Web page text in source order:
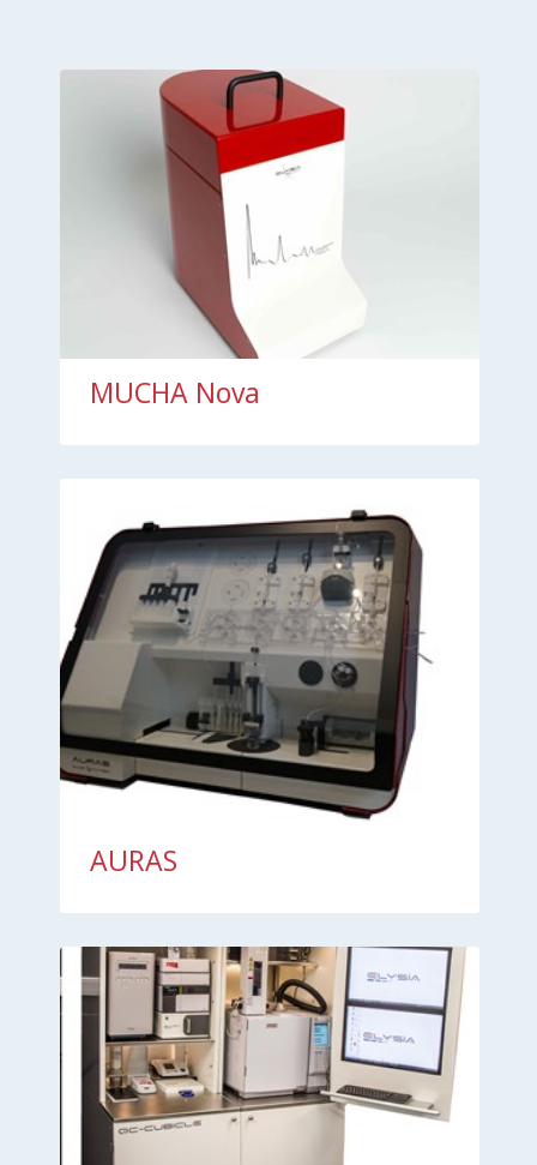
MUCHA Nova
AURAS